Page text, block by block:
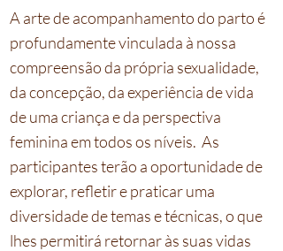
A arte de acompanhamento do parto é
profundamente vinculada à nossa
compreensão da própria sexualidade,
da concepção, da experiência de vida
de uma criança e da perspectiva
feminina em todos os níveis. As
participantes terão a oportunidade de
explorar, refletir e praticar uma
diversidade de temas e técnicas, o que
lhes permitirá retornar às suas vidas